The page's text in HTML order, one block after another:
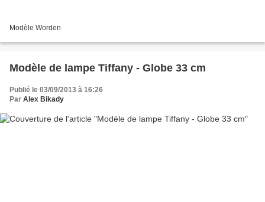
Modèle Worden
Modèle de lampe Tiffany - Globe 33 cm
Publié le 03/09/2013 à 16:26
Par Alex Bikady